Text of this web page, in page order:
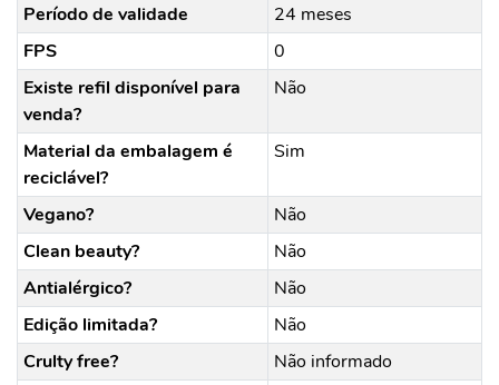
Período de validade
24 meses
FPS
0
Existe refil disponível para
venda?
Não
Material da embalagem é
reciclável?
Sim
Vegano?
Não
Clean beauty?
Não
Antialérgico?
Não
Edição limitada?
Não
Crulty free?
Não informado